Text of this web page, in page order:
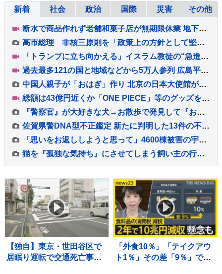
新着 社会 政治 国際 災害 その他
断水で商品作れず老舗和菓子店が無期限休業 地下水豊富も地震直後に泥含み 熊本・氷川町の白玉屋新三郎【地震発生から10日目】
高市総理 非核三原則を「政策上の方針として堅持している」との認識重ねて示す
「トランプに立ち向かえる」イスラム教徒の“急進左派”候補が勝利確実に アメリカ・ミシガン州の民主党予備選挙
過去最多121の国と地域などから5万人参列 広島平和記念式典 松井市長「いつまで失望させ続けるのですか」 被爆者の高齢化進み、体験の継承が課題に
中国人親子が「おはぎ」作り 北京の日本大使館が和食イベント
総額は43億円近くか「ONE PIECE」等のグッズを大量に注文しキャンセル繰り返した偽計業務妨害の疑いで女（32）逮捕「日々の生活でストレスたまり」 警視庁
『警察官』が大好きな犬→お散歩で発見して『お仕事中に邪魔かな』と思っていたら…紳士すぎる『神対応』が63万再生「メロメロｗ」「可愛すぎ」
佐賀県警DNA型不正鑑定 新たに判明した13件の不正について元職員の被告を書類送検 警察庁実施の特別監察で判明
「思いをお返ししようと思って」4600棟被害の宇城市でボランティア活動始まる 10年前の被災者から支援の“恩返し” 熊本地震から10日目
猫を『孤独な気持ち』にさせてしまう飼い主の行動5選 避けるべき理由や適切な接し方とは
【独自】東京・世田谷区で
居眠り運転で交通死亡事故
「外食10％」「テイクアウ
ト1％」その差「9％」であ